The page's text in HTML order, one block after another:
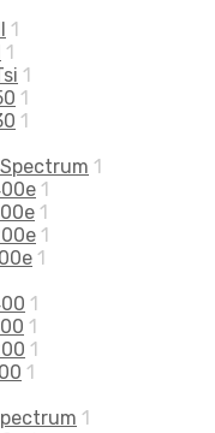
1
1
1
1
1
1
1
1
1
1
1
1
1
1
1